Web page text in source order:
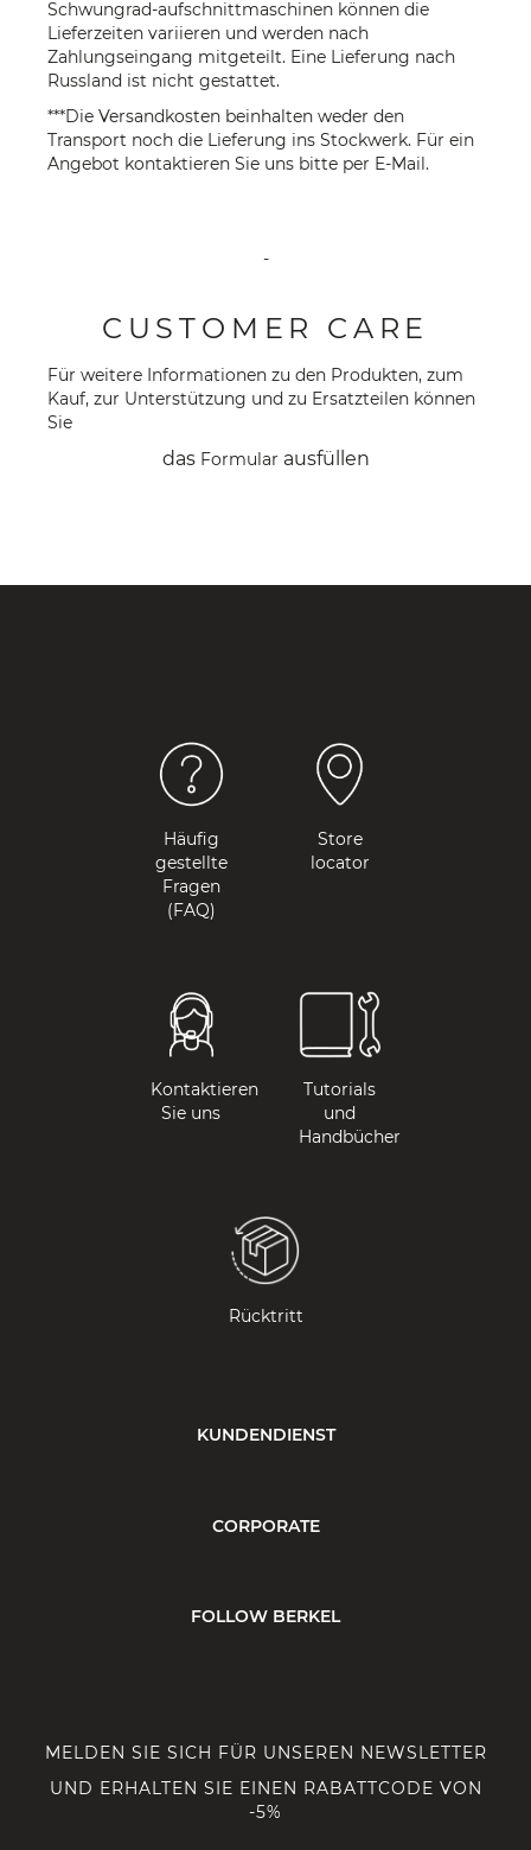
Schwungrad-aufschnittmaschinen können die
Lieferzeiten variieren und werden nach
Zahlungseingang mitgeteilt. Eine Lieferung nach
Russland ist nicht gestattet.
***Die Versandkosten beinhalten weder den
Transport noch die Lieferung ins Stockwerk. Für ein
Angebot kontaktieren Sie uns bitte per E-Mail.
-
CUSTOMER CARE
Für weitere Informationen zu den Produkten, zum
Kauf, zur Unterstützung und zu Ersatzteilen können
Sie
das Formular ausfüllen
Häufig
gestellte
Fragen
(FAQ)
Store
locator
Kontaktieren
Sie uns
Tutorials
und
Handbücher
Rücktritt
KUNDENDIENST
CORPORATE
FOLLOW BERKEL
MELDEN SIE SICH FÜR UNSEREN NEWSLETTER
UND ERHALTEN SIE EINEN RABATTCODE VON
-5%